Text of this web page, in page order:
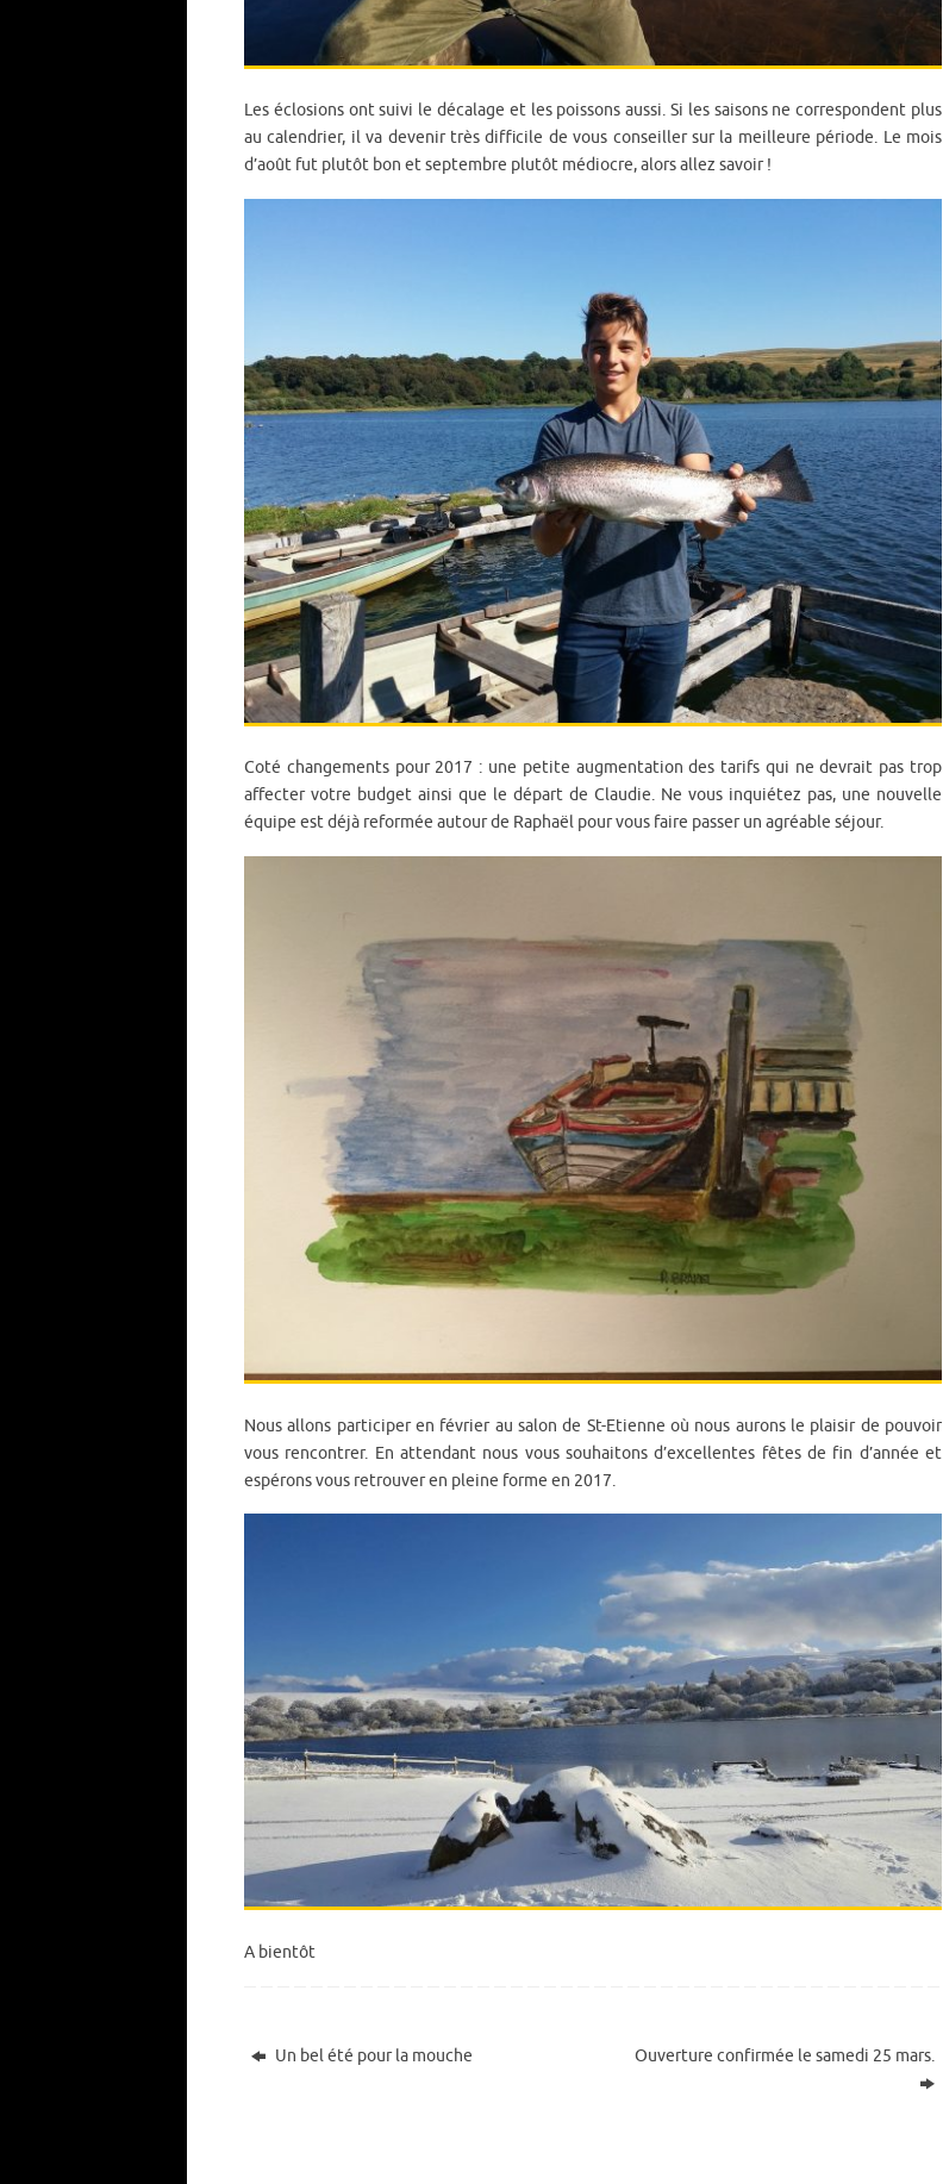
Les éclosions ont suivi le décalage et les poissons aussi. Si les saisons ne correspondent plus
au calendrier, il va devenir très difficile de vous conseiller sur la meilleure période. Le mois
d’août fut plutôt bon et septembre plutôt médiocre, alors allez savoir !
Coté changements pour 2017 : une petite augmentation des tarifs qui ne devrait pas trop
affecter votre budget ainsi que le départ de Claudie. Ne vous inquiétez pas, une nouvelle
équipe est déjà reformée autour de Raphaël pour vous faire passer un agréable séjour.
Nous allons participer en février au salon de St-Etienne où nous aurons le plaisir de pouvoir
vous rencontrer. En attendant nous vous souhaitons d’excellentes fêtes de fin d’année et
espérons vous retrouver en pleine forme en 2017.
A bientôt
Un bel été pour la mouche Ouverture confirmée le samedi 25 mars.